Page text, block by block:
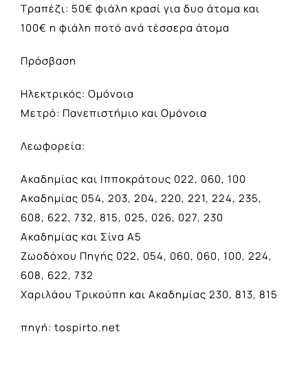
Τραπέζι: 50€ φιάλη κρασί για δυο άτομα και
100€ η φιάλη ποτό ανά τέσσερα άτομα
Πρόσβαση
Ηλεκτρικός: Ομόνοια
Μετρό: Πανεπιστήμιο και Ομόνοια
Λεωφορεία:
Ακαδημίας και Ιπποκράτους 022, 060, 100
Ακαδημίας 054, 203, 204, 220, 221, 224, 235,
608, 622, 732, 815, 025, 026, 027, 230
Ακαδημίας και Σίνα Α5
Ζωοδόχου Πηγής 022, 054, 060, 060, 100, 224,
608, 622, 732
Χαριλάου Τρικούπη και Ακαδημίας 230, 813, 815
πηγή: tospirto.net